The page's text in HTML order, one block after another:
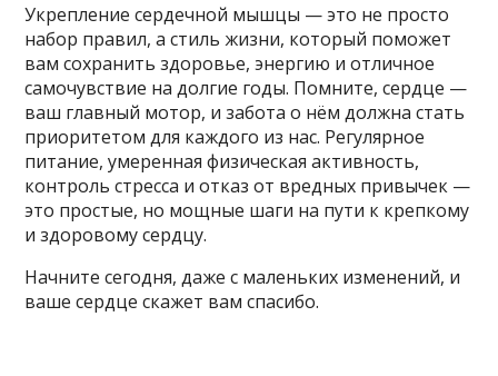
Укрепление сердечной мышцы — это не просто
набор правил, а стиль жизни, который поможет
вам сохранить здоровье, энергию и отличное
самочувствие на долгие годы. Помните, сердце —
ваш главный мотор, и забота о нём должна стать
приоритетом для каждого из нас. Регулярное
питание, умеренная физическая активность,
контроль стресса и отказ от вредных привычек —
это простые, но мощные шаги на пути к крепкому
и здоровому сердцу.
Начните сегодня, даже с маленьких изменений, и
ваше сердце скажет вам спасибо.